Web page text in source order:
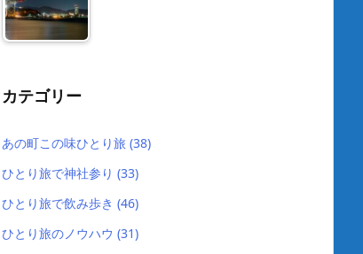
カテゴリー
あの町この味ひとり旅 (38)
ひとり旅で神社参り (33)
ひとり旅で飲み歩き (46)
ひとり旅のノウハウ (31)